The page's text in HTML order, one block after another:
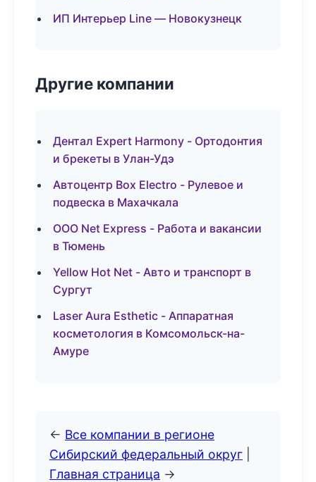
ИП Интерьер Line — Новокузнецк
Другие компании
Дентал Expert Harmony - Ортодонтия
и брекеты в Улан-Удэ
Автоцентр Box Electro - Рулевое и
подвеска в Махачкала
ООО Net Express - Работа и вакансии
в Тюмень
Yellow Hot Net - Авто и транспорт в
Сургут
Laser Aura Esthetic - Аппаратная
косметология в Комсомольск-на-
Амуре
← Все компании в регионе
Сибирский федеральный округ
Главная страница →